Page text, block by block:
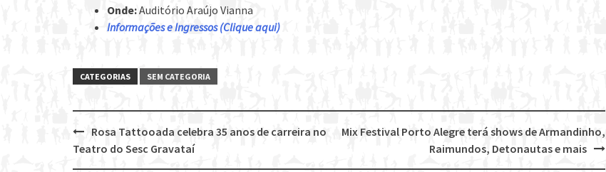
Onde:Auditório Araújo Vianna
Informações e Ingressos (Clique aqui)
CATEGORIAS SEM CATEGORIA
Post
navigation
Mix Festival Porto Alegre terá shows de Armandinho,
Raimundos, Detonautas e mais
Rosa Tattooada celebra 35 anos de carreira no
Teatro do Sesc Gravataí